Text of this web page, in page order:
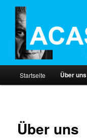
Lacast
Der Lacan Podcast
Zum
Startseite Über uns
Über uns